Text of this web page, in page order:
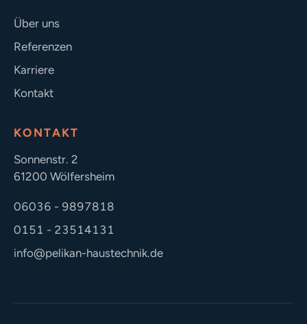
Über uns
Referenzen
Karriere
Kontakt
KONTAKT
Sonnenstr. 2
61200 Wölfersheim
06036 - 9897818
0151 - 23514131
info@pelikan-haustechnik.de